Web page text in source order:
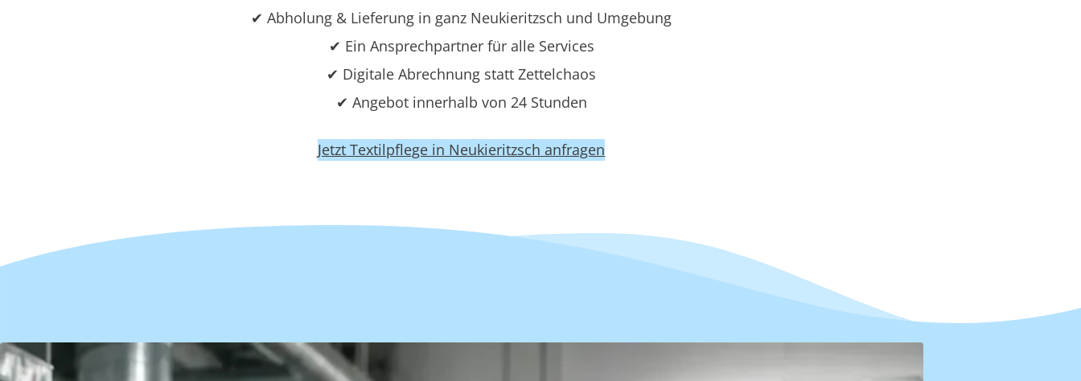
✔ Abholung & Lieferung in ganz Neukieritzsch und Umgebung
✔ Ein Ansprechpartner für alle Services
✔ Digitale Abrechnung statt Zettelchaos
✔ Angebot innerhalb von 24 Stunden
Jetzt Textilpflege in Neukieritzsch anfragen